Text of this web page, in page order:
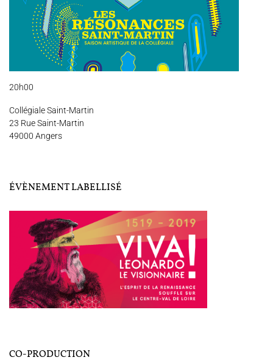
DISCOGRAPHIE
Nous soutenir Vidéos
Actualités
Rechercher
Espace Artistes
20h00
Collégiale Saint-Martin
23 Rue Saint-Martin
49000 Angers
ÉVÈNEMENT LABELLISÉ
CO-PRODUCTION